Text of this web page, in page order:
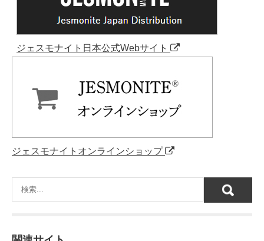
ジェスモナイト日本公式Webサイト
ジェスモナイトオンラインショップ